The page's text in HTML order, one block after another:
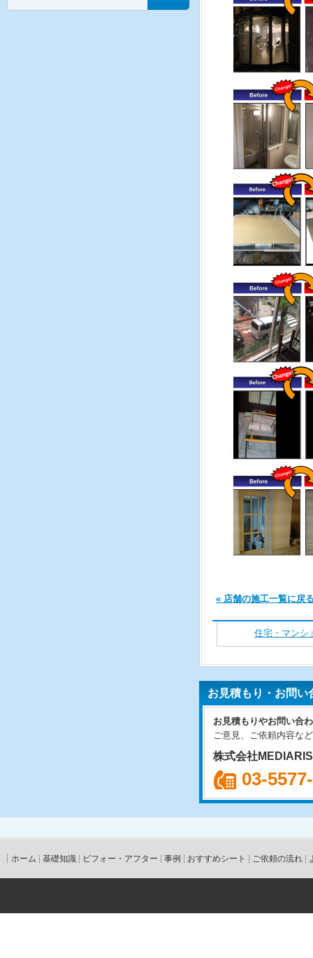
« 店舗の施工一覧に戻
住宅・マンシ
お見積もり・お問い
お見積もりやお問い合
ご意見、ご依頼内容な
株式会社
03-
ホーム 基礎知識 ビフォー・アフター 事例 おすすめシート ご依頼の流れ